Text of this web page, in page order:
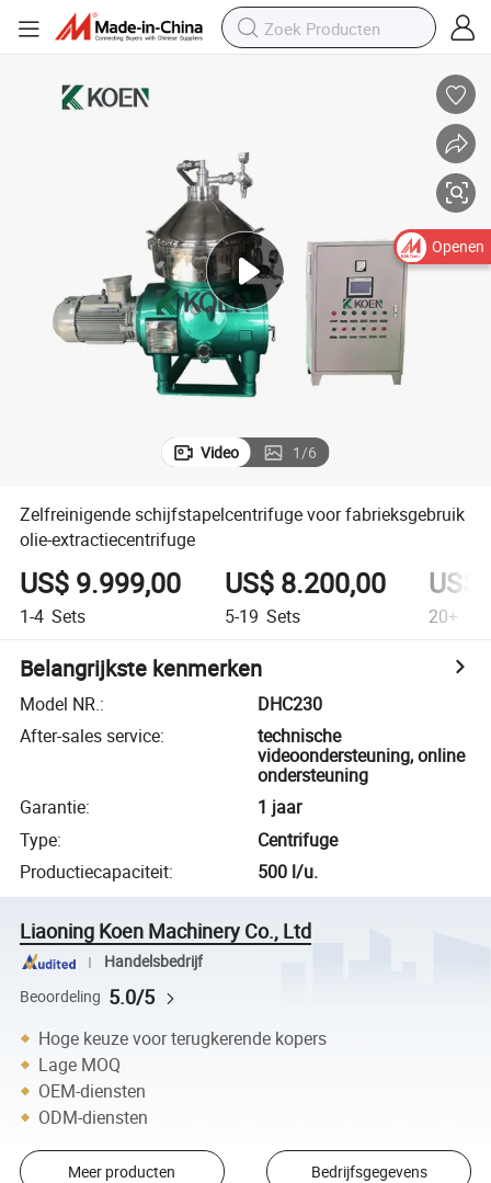
Video 1/6
Zelfreinigende schijfstapelcentrifuge voor fabrieksgebruik
olie-extractiecentrifuge
US$ 9.999,00
1-4 Sets
US$ 8.200,00
5-19 Sets
US$
20+
Belangrijkste kenmerken
Model NR.:
DHC230
After-sales service:
technische
videoondersteuning, online
ondersteuning
Garantie:
1 jaar
Type:
Centrifuge
Productiecapaciteit: 500 l/u.
Liaoning Koen Machinery Co., Ltd
Handelsbedrijf
Beoordeling 5.0/5
Hoge keuze voor terugkerende kopers
Lage MOQ
OEM-diensten
ODM-diensten
Meer producten Bedrijfsgegevens
Openen